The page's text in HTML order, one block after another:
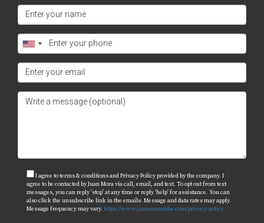
I agree to terms & conditions and Privacy Policy provided by the company. I
agree to be contacted by Juan Mora via call, email, and text. To opt out from text
messages, you can reply 'stop' at any time or reply 'help' for assistance. You can
also click the unsubscribe link in the emails. Message and data rates may apply.
Message frequency may vary. https://www.juanmoramba.com/privacy-policy